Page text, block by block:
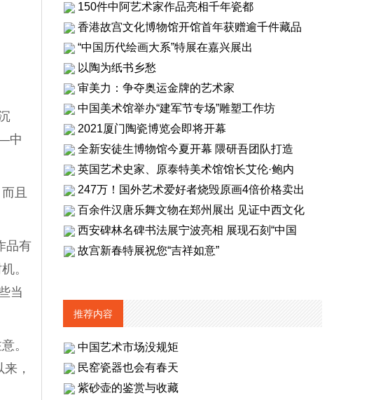
中
且
品有
。
当
。
，
150件中阿艺术家作品亮相千年瓷都
香港故宫文化博物馆开馆首年获赠逾千件藏品
“中国历代绘画大系”特展在嘉兴展出
以陶为纸书乡愁
审美力：争夺奥运金牌的艺术家
中国美术馆举办“建军节专场”雕塑工作坊
2021厦门陶瓷博览会即将开幕
全新安徒生博物馆今夏开幕 隈研吾团队打造
英国艺术史家、原泰特美术馆馆长艾伦·鲍内
247万！国外艺术爱好者烧毁原画4倍价格卖出
百余件汉唐乐舞文物在郑州展出 见证中西文化
西安碑林名碑书法展宁波亮相 展现石刻“中国
故宫新春特展祝您“吉祥如意”
推荐内容
中国艺术市场没规矩
民窑瓷器也会有春天
紫砂壶的鉴赏与收藏